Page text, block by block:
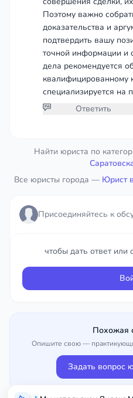
Поэтому важно
доказательства и
подтвердить вашу
точной информации и
дела рекомендуется
квалифицированному
специализируется на
Ответить
чтобы дать ответ
Найти юриста по
Все юристы города — Юрист
Присоединяйтесь к
чтобы дать ответ или
Похожая
Опишите свою —
Задать вопрос